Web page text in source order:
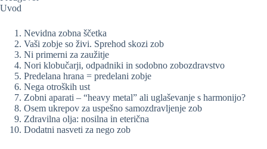
Uvod
Nevidna zobna ščetka
Vaši zobje so živi. Sprehod skozi zob
Ni primerni za zaužitje
Nori klobučarji, odpadniki in sodobno zobozdravstvo
Predelana hrana = predelani zobje
Nega otroških ust
Zobni aparati – “heavy metal” ali uglaševanje s harmonijo?
Osem ukrepov za uspešno samozdravljenje zob
Zdravilna olja: nosilna in eterična
Dodatni nasveti za nego zob